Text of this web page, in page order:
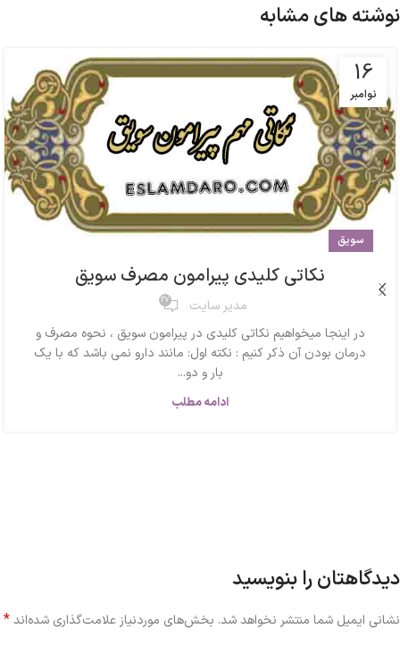
نوشته های مشابه
16
نوامبر
سویق
نکاتی کلیدی پیرامون مصرف سویق
مدیر سایت 27
در اینجا میخواهیم نکاتی کلیدی در پیرامون سویق ، نحوه مصرف و
درمان بودن آن ذکر کنیم : نکته اول: مانند دارو نمی باشد که با یک
بار و دو...
ادامه مطلب
دیدگاهتان را بنویسید
نشانی ایمیل شما منتشر نخواهد شد. بخش‌های موردنیاز علامت‌گذاری شده‌اند*